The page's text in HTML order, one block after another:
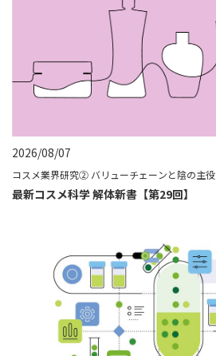
2026/08/07
コスメ業界研究② バリューチェーンと陰の主役
最新コスメ科学 解体新書【第29回】